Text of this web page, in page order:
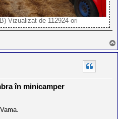
Vizualizat de 112924 ori
în minicamper